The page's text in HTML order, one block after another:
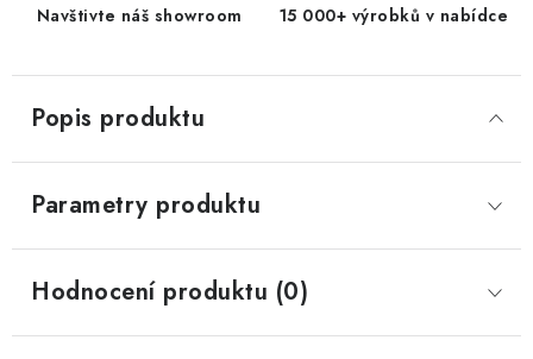
Navštivte náš showroom 15 000+ výrobků v nabídce
Popis produktu
Parametry produktu
Hodnocení produktu (0)